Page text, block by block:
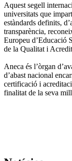
Aquest segell
universitats que
estàndards definits,
transparència,
Europeu d’Educació
de la Qualitat i
Aneca és l’òrgan
d’abast nacional
certificació i
finalitat de la seva